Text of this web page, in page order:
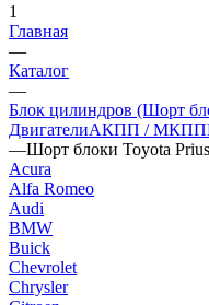
1
Главная
—
Каталог
—
Блок цилиндров (Шорт
ДвигателиАКПП / МКПП
—Шорт блоки Toyota Prius
Acura
Alfa Romeo
Audi
BMW
Buick
Chevrolet
Chrysler